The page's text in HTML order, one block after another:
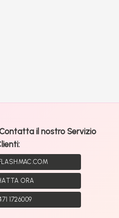
il nostro Servizio
ORA
1726009